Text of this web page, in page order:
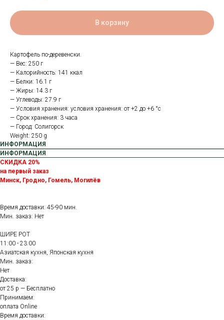
В корзину
Картофель по-деревенски.
— Вес: 250 г
— Калорийность: 141 ккал
— Белки: 16.1 г
— Жиры: 14.3 г
— Углеводы: 27.9 г
— Условия хранения: условия хранения: от +2 до +6 °с
— Срок хранения: 3 часа
— Город: Солигорск
Weight: 250 g
ИНФОРМАЦИЯ
ИНФОРМАЦИЯ
СКИДКА 20%
на первый заказ
Минск, Гродно, Гомель, Могилёв
Время доставки: 45-90 мин.
Мин. заказ: Нет
ШИРЕ РОТ
11:00 - 23:00
Азиатская кухня, Японская кухня
Мин. заказ:
Нет
Доставка:
от 25 р — Бесплатно
Принимаем:
оплата Online
Время доставки: